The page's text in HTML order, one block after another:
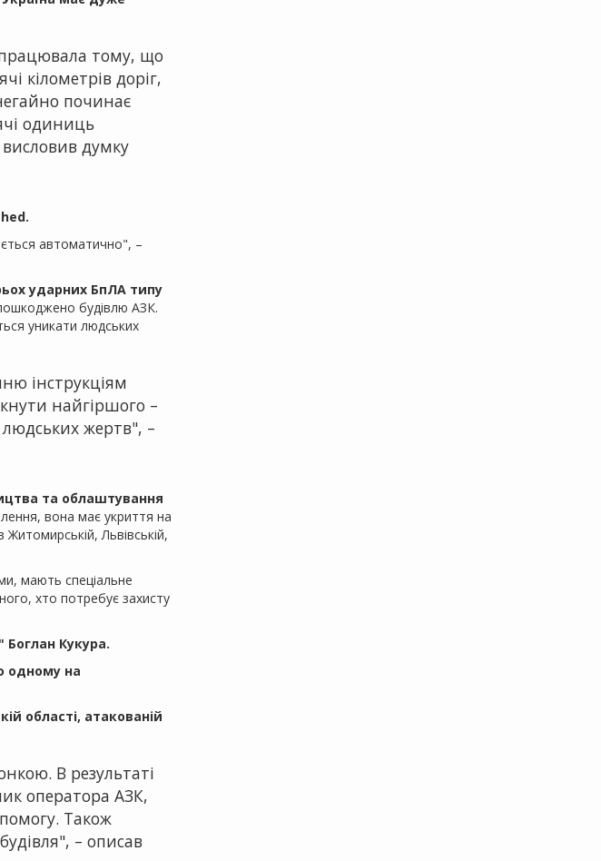
працювала тому, що
кілометрів доріг,
починає
одиниць
думку
автоматично", –
ударних БпЛА типу
будівлю АЗК.
уникати людських
інструкціям
найгіршого –
жертв", –
та облаштування
вона має укриття на
Львівській,
мають спеціальне
хто потребує захисту
Кукура.
одному на
області, атакованій
В результаті
оператора АЗК,
Також
– описав